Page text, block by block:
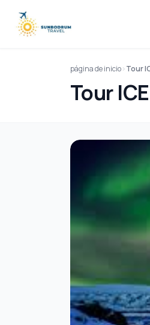
página de inicio Tour
Tour